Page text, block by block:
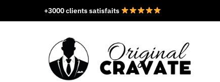
+3000 clients satisfaits